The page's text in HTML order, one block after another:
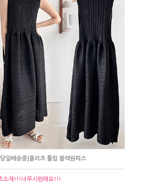
당일배송중]플리츠 튤립 블랙원피스
소재!!!너무시원해요!!!